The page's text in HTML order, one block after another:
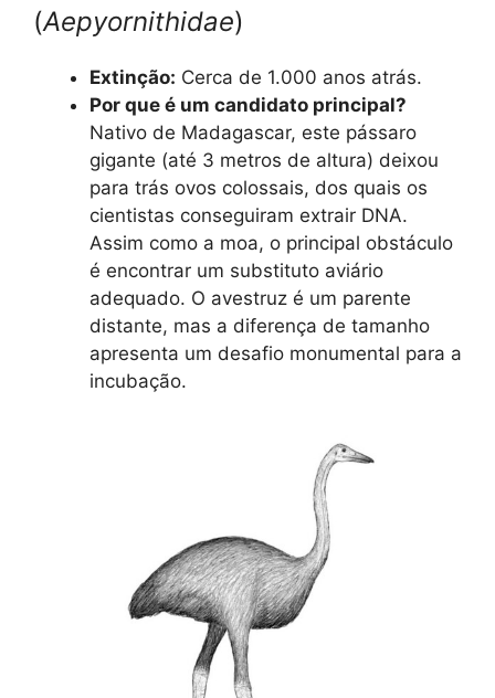
(Aepyornithidae)
Extinção: Cerca de 1.000 anos atrás.
Por que é um candidato principal?
Nativo de Madagascar, este pássaro
gigante (até 3 metros de altura) deixou
para trás ovos colossais, dos quais os
cientistas conseguiram extrair DNA.
Assim como a moa, o principal obstáculo
é encontrar um substituto aviário
adequado. O avestruz é um parente
distante, mas a diferença de tamanho
apresenta um desafio monumental para a
incubação.